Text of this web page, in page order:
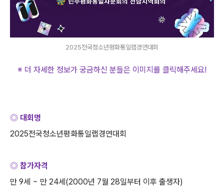
2025전국청소년평화통일랩경연대회
※ 더 자세한 정보가 궁금하신 분들은 이미지를 클릭해주세요!
◎ 대회명
2025전국청소년평화통일랩경연대회
◎ 참가자격
만 9세 ~ 만 24세 (2000년 7월 28일부터 이후 출생자)